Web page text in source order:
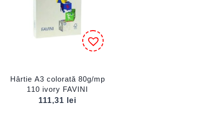
Hârtie A3 colorată 80g/mp
110 ivory FAVINI
111,31
lei